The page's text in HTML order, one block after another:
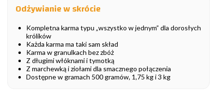
Odżywianie w skrócie
Kompletna karma typu „wszystko w jednym” dla dorosłych
królików
Każda karma ma taki sam skład
Karma w granulkach bez zbóż
Z długimi włóknami i tymotką
Z marchewką i ziołami dla smacznego połączenia
Dostępne w gramach 500 gramów, 1,75 kg i 3 kg